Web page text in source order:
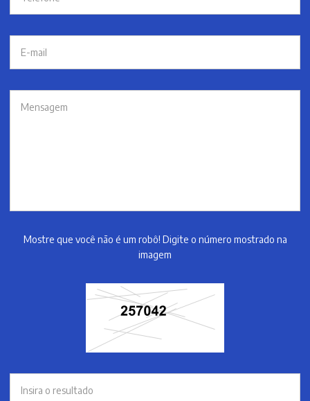
Mostre que você não é um robô! Digite o número mostrado na
imagem